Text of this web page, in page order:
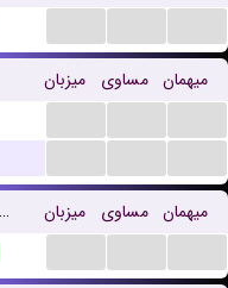
میزبان مساوی میهمان
میزبان مساوی میهمان